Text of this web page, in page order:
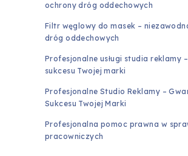
ochrony dróg oddechowych
Filtr węglowy do masek –
dróg oddechowych
Profesjonalne usługi studia reklamy
sukcesu Twojej marki
Profesjonalne Studio Reklamy –
Sukcesu Twojej Marki
Profesjonalna pomoc prawna w
pracowniczych